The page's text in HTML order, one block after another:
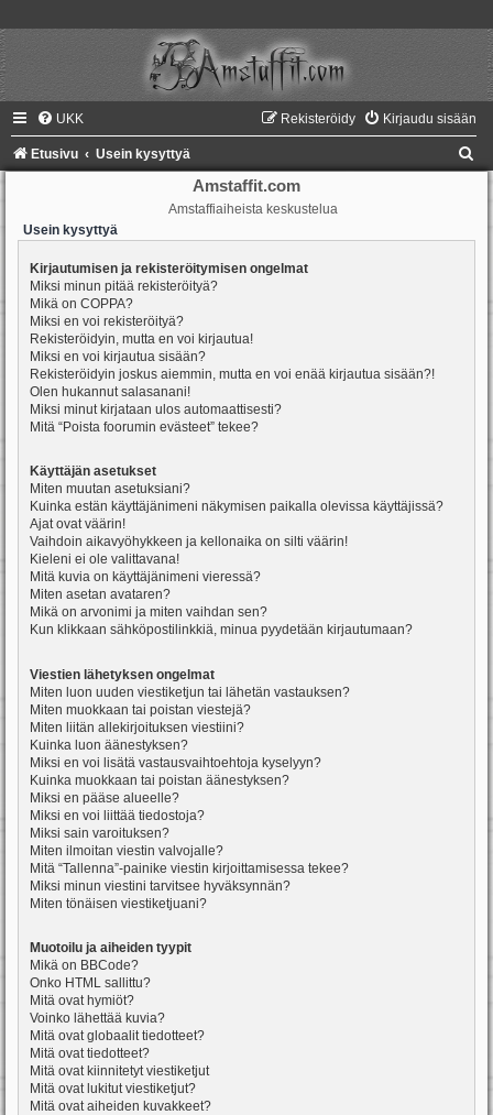
UKK Kirjaudu sisään
Rekisteröidy
Etusivu Usein kysyttyä
Amstaffit.com
Amstaffiaiheista keskustelua
Usein kysyttyä
Kirjautumisen ja rekisteröitymisen ongelmat
Miksi minun pitää rekisteröityä?
Mikä on COPPA?
Miksi en voi rekisteröityä?
Rekisteröidyin, mutta en voi kirjautua!
Miksi en voi kirjautua sisään?
Rekisteröidyin joskus aiemmin, mutta en voi enää kirjautua sisään?!
Olen hukannut salasanani!
Miksi minut kirjataan ulos automaattisesti?
Mitä “Poista foorumin evästeet” tekee?
Käyttäjän asetukset
Miten muutan asetuksiani?
Kuinka estän käyttäjänimeni näkymisen paikalla olevissa käyttäjissä?
Ajat ovat väärin!
Vaihdoin aikavyöhykkeen ja kellonaika on silti väärin!
Kieleni ei ole valittavana!
Mitä kuvia on käyttäjänimeni vieressä?
Miten asetan avataren?
Mikä on arvonimi ja miten vaihdan sen?
Kun klikkaan sähköpostilinkkiä, minua pyydetään kirjautumaan?
Viestien lähetyksen ongelmat
Miten luon uuden viestiketjun tai lähetän vastauksen?
Miten muokkaan tai poistan viestejä?
Miten liitän allekirjoituksen viestiini?
Kuinka luon äänestyksen?
Miksi en voi lisätä vastausvaihtoehtoja kyselyyn?
Kuinka muokkaan tai poistan äänestyksen?
Miksi en pääse alueelle?
Miksi en voi liittää tiedostoja?
Miksi sain varoituksen?
Miten ilmoitan viestin valvojalle?
Mitä “Tallenna”-painike viestin kirjoittamisessa tekee?
Miksi minun viestini tarvitsee hyväksynnän?
Miten tönäisen viestiketjuani?
Muotoilu ja aiheiden tyypit
Mikä on BBCode?
Onko HTML sallittu?
Mitä ovat hymiöt?
Voinko lähettää kuvia?
Mitä ovat globaalit tiedotteet?
Mitä ovat tiedotteet?
Mitä ovat kiinnitetyt viestiketjut
Mitä ovat lukitut viestiketjut?
Mitä ovat aiheiden kuvakkeet?